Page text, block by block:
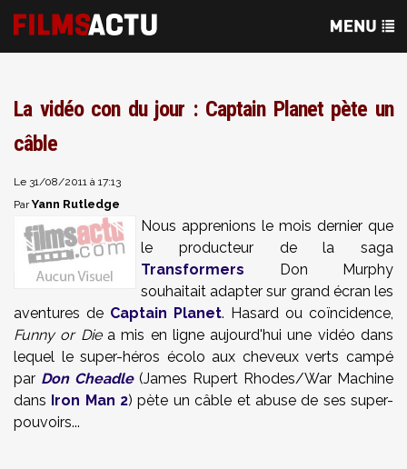
La vidéo con du jour : Captain Planet pète un
câble
Le 31/08/2011 à 17:13
ParYann Rutledge
Nous apprenions le mois dernier que
le producteur de la saga
Transformers Don Murphy
souhaitait adapter sur grand écran les
aventures de Captain Planet. Hasard ou coïncidence,
Funny or Diea mis en ligne aujourd'hui une vidéo dans
lequel le super-héros écolo aux cheveux verts campé
par Don Cheadle(James Rupert Rhodes/War Machine
dans Iron Man 2) pète un câble et abuse de ses super-
pouvoirs...